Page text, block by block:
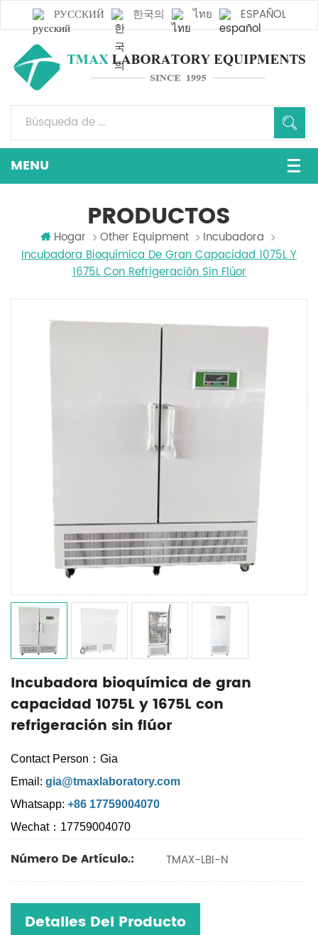
РУССКИЙ 한국의 ไทย ESPAÑOL
PRODUCTOS
Hogar Other Equipment
Incubadora
Incubadora Bioquímica De Gran Capacidad 1075L Y
1675L Con Refrigeración Sin Flúor
Incubadora bioquímica de gran
capacidad 1075L y 1675L con
refrigeración sin flúor
Contact Person：Gia
Email: gia@tmaxlaboratory.com
Whatsapp: +86 17759004070
Wechat：17759004070
Número De Artículo.: TMAX-LBI-N
Detalles Del Producto